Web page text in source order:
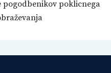
pogodbenikov poklicnega